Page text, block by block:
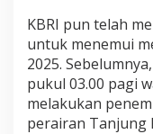
t
o
s
i
KBRI pun telah
untuk menemui
2025.
pukul 03.00 pagi
melakukan
perairan Tanjung